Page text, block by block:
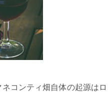
コンティ畑自体の起源はロ